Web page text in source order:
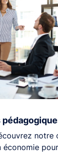
notre
économie